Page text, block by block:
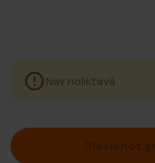
Nav noliktavā